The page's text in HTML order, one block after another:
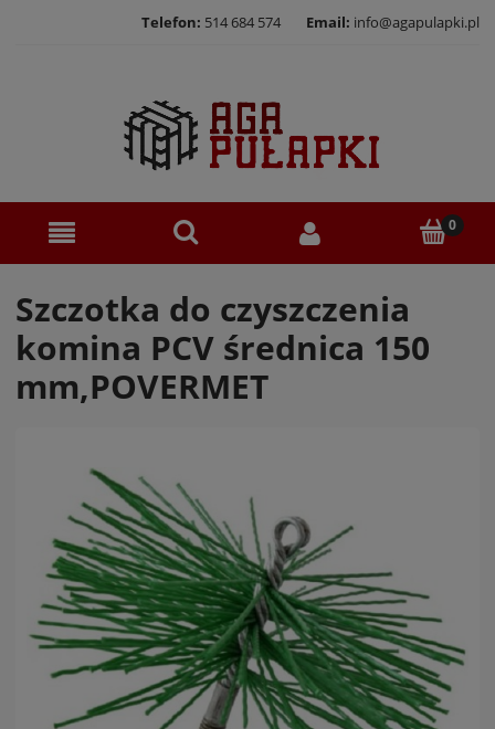
Telefon: 514 684 574 Email: info@agapulapki.pl
Szczotka do czyszczenia
komina PCV średnica 150
mm,POVERMET